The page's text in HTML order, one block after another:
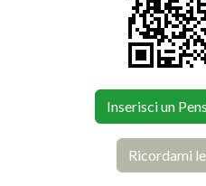
Inserisci un
Ricordami